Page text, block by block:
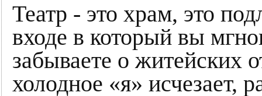
Театр - это храм, это
входе в который вы
забываете о житейских
холодное «я» исчезает,